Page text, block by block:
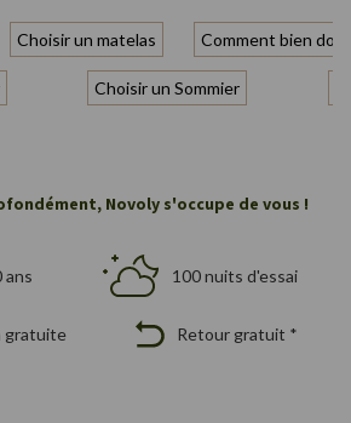
Choisir un matelas Comment bien
Choisir un Sommier
Novoly s'occupe de vous !
ans 100 nuits d'essai
gratuite Retour gratuit *